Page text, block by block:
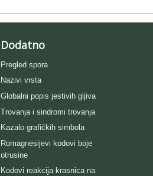
Dodatno
Pregled spora
Nazivi vrsta
Globalni popis jestivih gljiva
Trovanja i sindromi trovanja
Kazalo grafičkih simbola
Romagnesijevi kodovi boje
otrusine
Kodovi reakcija krasnica na